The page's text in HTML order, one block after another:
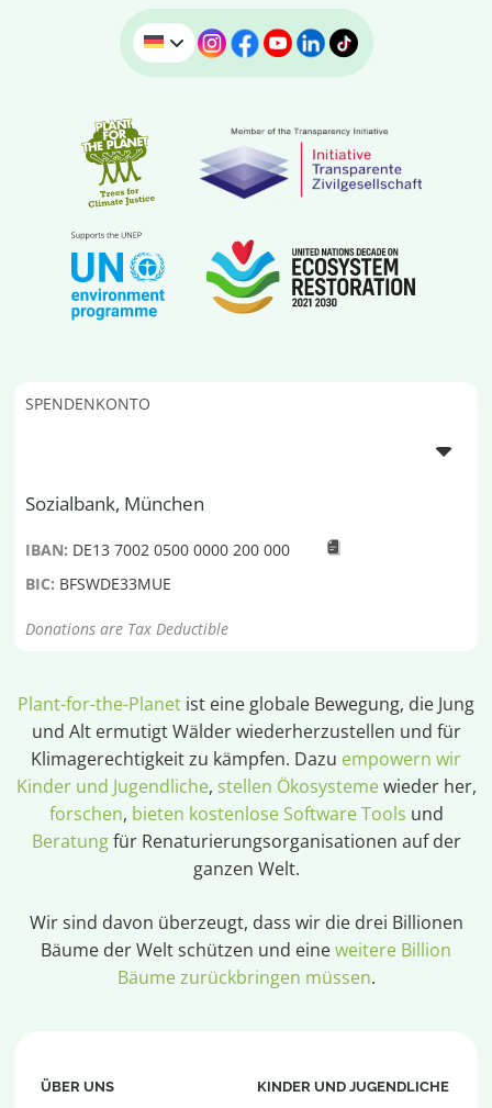
SPENDENKONTO
Sozialbank, München
IBAN: DE13 7002 0500 0000 200 000
BIC: BFSWDE33MUE
Donations are Tax Deductible
Plant-for-the-Planet ist eine globale Bewegung, die Jung
und Alt ermutigt Wälder wiederherzustellen und für
Klimagerechtigkeit zu kämpfen. Dazu empowern wir
Kinder und Jugendliche, stellen Ökosystemewieder her,
forschen, bieten kostenlose Software Tools und
Beratungfür Renaturierungsorganisationen auf der
ganzen Welt.
Wir sind davon überzeugt, dass wir die drei Billionen
Bäume der Welt schützen und eineweitere Billion
Bäume zurückbringen müssen.
ÜBER UNS KINDER UND JUGENDLICHE